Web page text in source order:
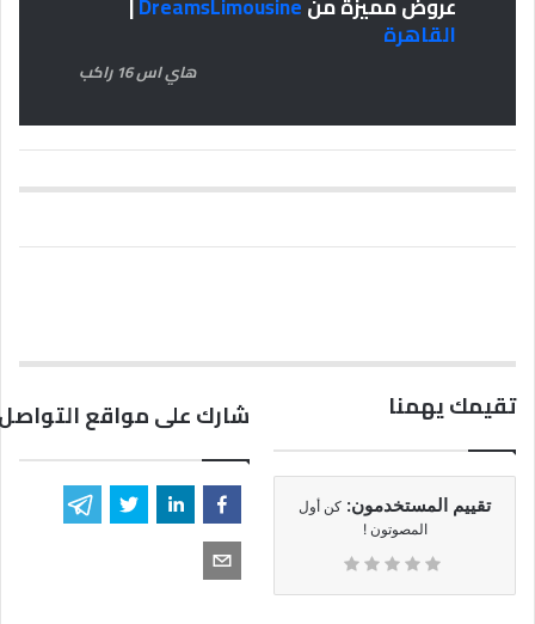
القاهرة
هاي اس 16 راكب
تقيمك يهمنا
تقييم المستخدمون: كن أول
المصوتون !
شارك على مواقع